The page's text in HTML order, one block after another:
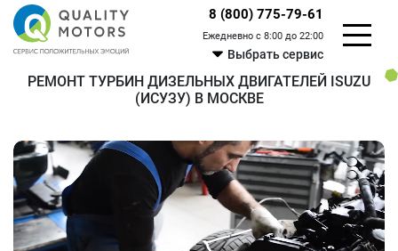
8 (800) 775-79-61
Ежедневно с 8:00 до 22:00
Выбрать сервис
РЕМОНТ ТУРБИН ДИЗЕЛЬНЫХ ДВИГАТЕЛЕЙ ISUZU
(ИСУЗУ) В МОСКВЕ